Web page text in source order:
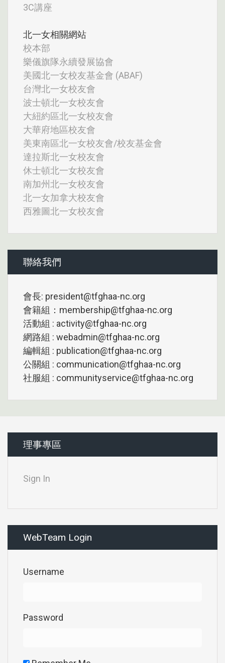
3C講座
北一女相關網站
校本部
樂儀旗隊永續發展協會
美國北一女校友基金會 (ABAF)
台灣北一女校友會
波士頓北一女校友會
大紐約區北一女校友會
大華府地區校友會
美東南區北一女校友會/校友基金會
達拉斯北一女校友會
休士頓北一女校友會
南加州北一女校友會
北一女加拿大校友會
西雅圖北一女校友會
聯絡我們
會長: president@tfghaa-nc.org
會籍組：membership@tfghaa-nc.org
活動組 : activity@tfghaa-nc.org
網路組 : webadmin@tfghaa-nc.org
編輯組 : publication@tfghaa-nc.org
公關組 : communication@tfghaa-nc.org
社服組 : communityservice@tfghaa-nc.org
理事專區
Sign In
WebTeam Login
Username
Password